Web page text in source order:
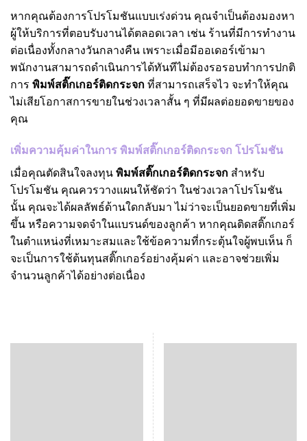
หากคุณต้องการโปรโมชันแบบเร่งด่วน คุณจำเป็นต้องมองหา
ผู้ให้บริการที่ตอบรับงานได้ตลอดเวลา เช่น ร้านที่มีการทำงาน
ต่อเนื่องทั้งกลางวันกลางคืน เพราะเมื่อมีออเดอร์เข้ามา
พนักงานสามารถดำเนินการได้ทันทีไม่ต้องรอรอบทำการปกติ
การ พิมพ์สติ๊กเกอร์ติดกระจก ที่สามารถเสร็จไว จะทำให้คุณ
ไม่เสียโอกาสการขายในช่วงเวลาสั้น ๆ ที่มีผลต่อยอดขายของ
คุณ
เพิ่มความคุ้มค่าในการ พิมพ์สติ๊กเกอร์ติดกระจก โปรโมชัน
เมื่อคุณตัดสินใจลงทุน พิมพ์สติ๊กเกอร์ติดกระจก สำหรับ
โปรโมชัน คุณควรวางแผนให้ชัดว่า ในช่วงเวลาโปรโมชัน
นั้น คุณจะได้ผลลัพธ์ด้านใดกลับมา ไม่ว่าจะเป็นยอดขายที่เพิ่ม
ขึ้น หรือความจดจำในแบรนด์ของลูกค้า หากคุณติดสติ๊กเกอร์
ในตำแหน่งที่เหมาะสมและใช้ข้อความที่กระตุ้นใจผู้พบเห็น ก็
จะเป็นการใช้ต้นทุนสติ๊กเกอร์อย่างคุ้มค่า และอาจช่วยเพิ่ม
จำนวนลูกค้าได้อย่างต่อเนื่อง